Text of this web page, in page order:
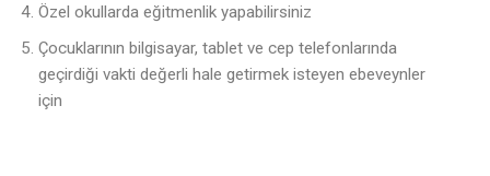
Özel okullarda eğitmenlik yapabilirsiniz
Çocuklarının bilgisayar, tablet ve cep telefonlarında
geçirdiği vakti değerli hale getirmek isteyen ebeveynler
için